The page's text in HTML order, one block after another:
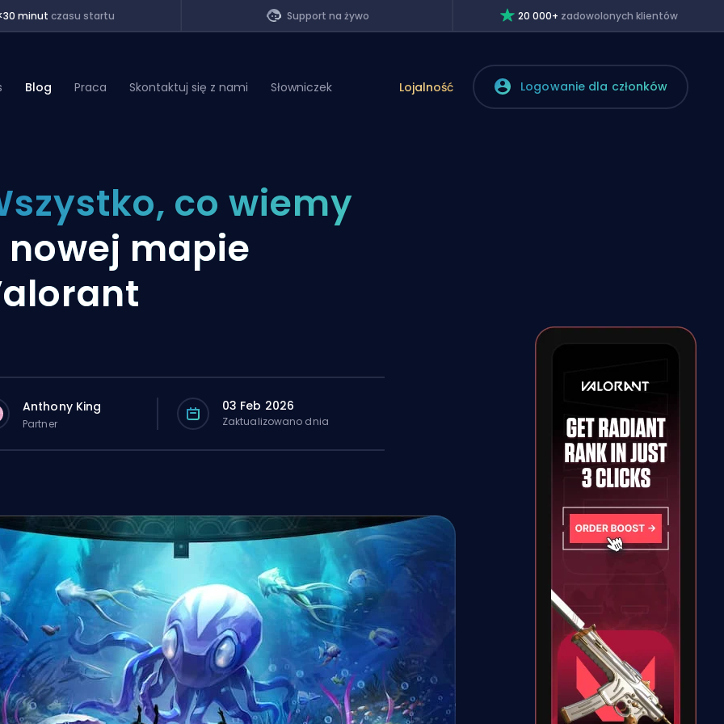
minutczasu startu Support na żywo 20 000+ zadowolonych klientów
Blog Praca Skontaktuj się z nami Słowniczek Lojalność Logowanie dla członków
co wiemy
nowej mapie
Anthony King
Partner
03 Feb 2026
Zaktualizowano dnia